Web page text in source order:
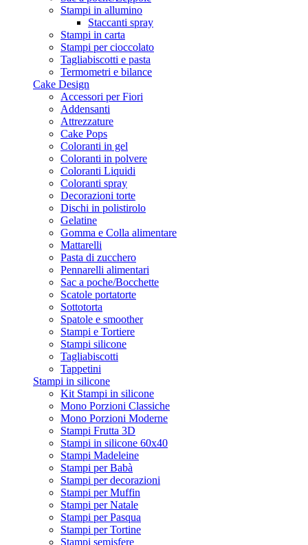
Stampi in allumino
Staccanti spray
Stampi in carta
Stampi per cioccolato
Tagliabiscotti e pasta
Termometri e bilance
Cake Design
Accessori per Fiori
Addensanti
Attrezzature
Cake Pops
Coloranti in gel
Coloranti in polvere
Coloranti Liquidi
Coloranti spray
Decorazioni torte
Dischi in polistirolo
Gelatine
Gomma e Colla alimentare
Mattarelli
Pasta di zucchero
Pennarelli alimentari
Sac a poche/Bocchette
Scatole portatorte
Sottotorta
Spatole e smoother
Stampi e Tortiere
Stampi silicone
Tagliabiscotti
Tappetini
Stampi in silicone
Kit Stampi in silicone
Mono Porzioni Classiche
Mono Porzioni Moderne
Stampi Frutta 3D
Stampi in silicone 60x40
Stampi Madeleine
Stampi per Babà
Stampi per decorazioni
Stampi per Muffin
Stampi per Natale
Stampi per Pasqua
Stampi per Tortine
Stampi semisfere